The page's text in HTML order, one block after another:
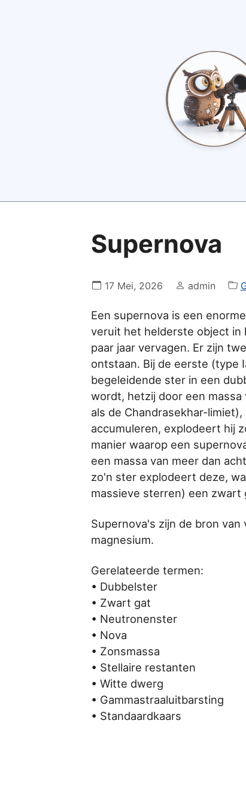
Supernova
17 Mei, 2026 admin
Een supernova is een
veruit het helderste object in
paar jaar vervagen. Er zijn
ontstaan. Bij de eerste (type
begeleidende ster in een
wordt, hetzij door een
als de Chandrasekhar-
accumuleren, explodeert hij
manier waarop een
een massa van meer dan
zo'n ster explodeert deze,
massieve sterren) een zwart
Supernova's zijn de bron
magnesium.
Gerelateerde termen:
• Dubbelster
• Zwart gat
• Neutronenster
• Nova
• Zonsmassa
• Stellaire restanten
• Witte dwerg
• Gammastraaluitbarsting
• Standaardkaars